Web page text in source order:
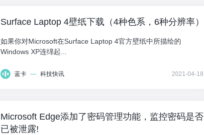
Surface Laptop 4壁纸下载（4种色系，6种分辨率）
如果你对Microsoft在Surface Laptop 4官方壁纸中所描绘的
Windows XP连绵起...
蓝卡 — 科技快讯 2021-04-18
Microsoft Edge添加了密码管理功能，监控密码是否
已被泄露!